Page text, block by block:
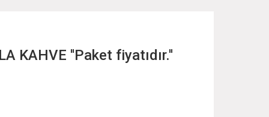
KAHVE ''Paket fiyatıdır.''